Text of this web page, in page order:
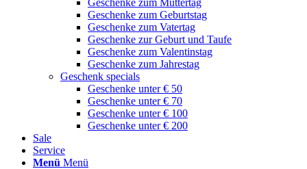
Geschenke zum Muttertag
Geschenke zum Geburtstag
Geschenke zum Vatertag
Geschenke zur Geburt und Taufe
Geschenke zum Valentinstag
Geschenke zum Jahrestag
Geschenk specials
Geschenke unter € 50
Geschenke unter € 70
Geschenke unter € 100
Geschenke unter € 200
Sale
Service
Menü Menü